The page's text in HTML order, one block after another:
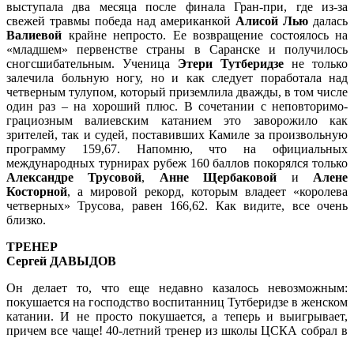
выступала два месяца после финала Гран-при, где из-за
свежей травмы победа над американкой Алисой Лью далась
Валиевой крайне непросто. Ее возвращение состоялось на
«младшем» первенстве страны в Саранске и получилось
сногсшибательным. Ученица Этери Тутберидзе не только
залечила больную ногу, но и как следует поработала над
четверным тулупом, который приземлила дважды, в том числе
один раз – на хороший плюс. В сочетании с неповторимо-
грациозным валиевским катанием это заворожило как
зрителей, так и судей, поставивших Камиле за произвольную
программу 159,67. Напомню, что на официальных
международных турнирах рубеж 160 баллов покорялся только
Александре Трусовой, Анне Щербаковой и Алене
Косторной, а мировой рекорд, которым владеет «королева
четверных» Трусова, равен 166,62. Как видите, все очень
близко.
ТРЕНЕР
Сергей ДАВЫДОВ
Он делает то, что еще недавно казалось невозможным:
покушается на господство воспитанниц Тутберидзе в женском
катании. И не просто покушается, а теперь и выигрывает,
причем все чаще! 40-летний тренер из школы ЦСКА собрал в